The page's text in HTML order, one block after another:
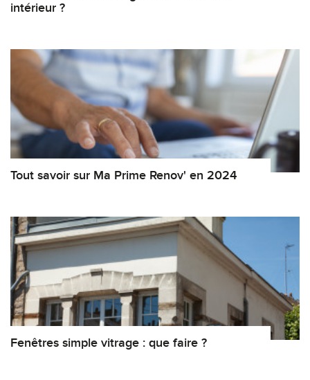
intérieur ?
Tout savoir sur Ma Prime Renov' en 2024
Fenêtres simple vitrage : que faire ?